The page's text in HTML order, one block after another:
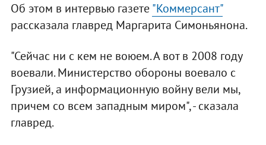
Об этом в интервью газете"Коммерсант"
рассказала главред Маргарита Симоньянона.
"Сейчас ни с кем не воюем. А вот в 2008 году
воевали. Министерство обороны воевало с
Грузией, а информационную войну вели мы,
причем со всем западным миром", - сказала
главред.